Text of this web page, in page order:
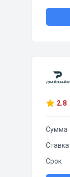
2.8
Сумма
Ставка
Срок